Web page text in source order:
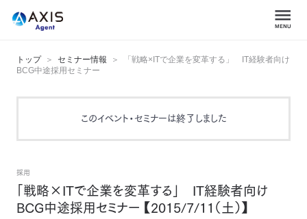
トップ セミナー情報
「戦略×ITで企業を変革する」 IT経験者向け
BCG中途採用セミナー
このイベント・セミナーは終了しました
採用
「戦略×ITで企業を変革する」 IT経験者向け
BCG中途採用セミナー 【2015/7/11（土）】